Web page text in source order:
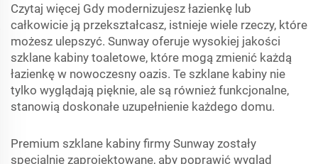
Czytaj więcej Gdy modernizujesz łazienkę lub
całkowicie ją przekształcasz, istnieje wiele rzeczy, które
możesz ulepszyć. Sunway oferuje wysokiej jakości
szklane kabiny toaletowe, które mogą zmienić każdą
łazienkę w nowoczesny oazis. Te szklane kabiny nie
tylko wyglądają pięknie, ale są również funkcjonalne,
stanowią doskonałe uzupełnienie każdego domu.
Premium szklane kabiny firmy Sunway zostały
specjalnie zaprojektowane, aby poprawić wygląd